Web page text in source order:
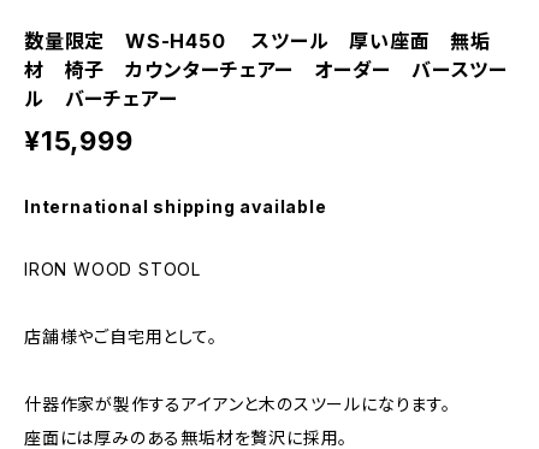
数量限定 WS-H450 スツール 厚い座面 無垢
材 椅子 カウンターチェアー オーダー バースツー
ル バーチェアー
¥15,999
International shipping available
IRON WOOD STOOL
店舗様やご自宅用として。
什器作家が製作するアイアンと木のスツールになります。
座面には厚みのある無垢材を贅沢に採用。